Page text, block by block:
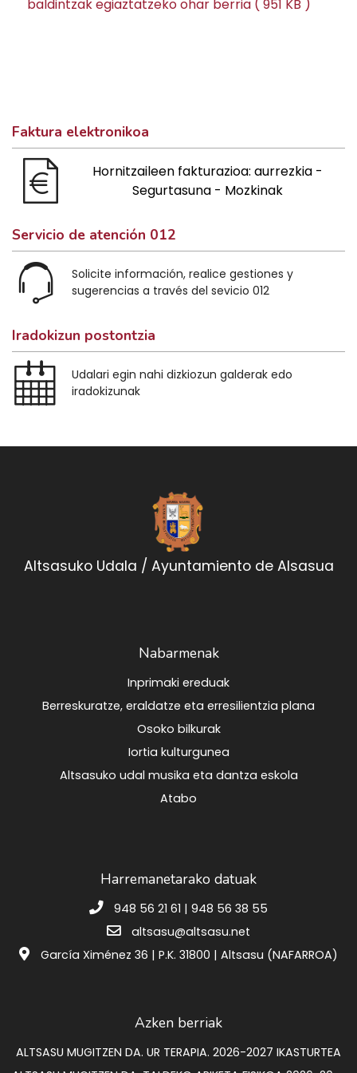
baldintzak egiaztatzeko ohar berria ( 951 KB )
Faktura elektronikoa
Hornitzaileen fakturazioa: aurrezkia -
Segurtasuna - Mozkinak
Servicio de atención 012
Solicite información, realice gestiones y
sugerencias a través del sevicio 012
Iradokizun postontzia
Udalari egin nahi dizkiozun galderak edo
iradokizunak
Altsasuko Udala / Ayuntamiento de Alsasua
Nabarmenak
Inprimaki ereduak
Berreskuratze, eraldatze eta erresilientzia plana
Osoko bilkurak
Iortia kulturgunea
Altsasuko udal musika eta dantza eskola
Atabo
Harremanetarako datuak
948 56 21 61 | 948 56 38 55
altsasu@altsasu.net
García Ximénez 36 | P.K. 31800 | Altsasu (NAFARROA)
Azken berriak
ALTSASU MUGITZEN DA. UR TERAPIA. 2026-2027 IKASTURTEA